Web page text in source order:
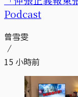
Podcast
曾雪雯
15 小時前